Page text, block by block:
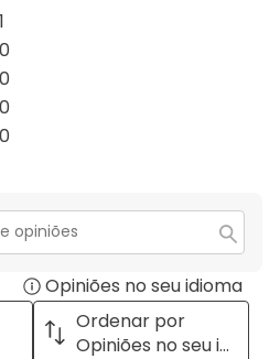
1
1
análise
com
5
0
0
análise
com
0
0
análise
estrelas.
0
0
2
estrelas.
0
com
1
Opiniões no seu idioma
a
Ordenar por
Opiniões no seu idioma